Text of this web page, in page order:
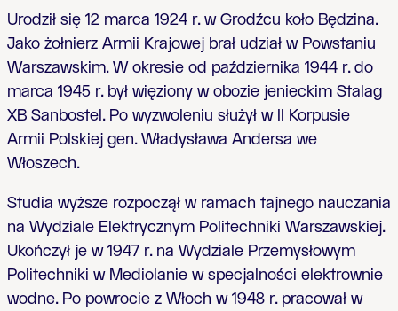
Urodził się 12 marca 1924 r. w Grodźcu koło Będzina.
Jako żołnierz Armii Krajowej brał udział w Powstaniu
Warszawskim. W okresie od października 1944 r. do
marca 1945 r. był więziony w obozie jenieckim Stalag
XB Sanbostel. Po wyzwoleniu służył w II Korpusie
Armii Polskiej gen. Władysława Andersa we
Włoszech.
Studia wyższe rozpoczął w ramach tajnego nauczania
na Wydziale Elektrycznym Politechniki Warszawskiej.
Ukończył je w 1947 r. na Wydziale Przemysłowym
Politechniki w Mediolanie w specjalności elektrownie
wodne. Po powrocie z Włoch w 1948 r. pracował w